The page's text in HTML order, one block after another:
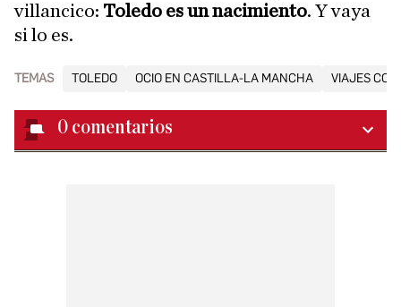
villancico: Toledo es un nacimiento. Y vaya
si lo es.
TEMAS TOLEDO OCIO EN CASTILLA-LA MANCHA VIAJES
0 comentarios